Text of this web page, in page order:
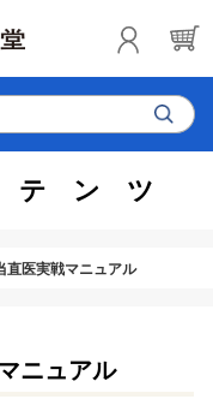
テンツ
直医実戦マニュアル
ニュアル